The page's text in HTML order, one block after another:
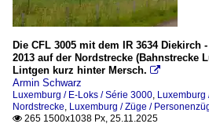
Die CFL 3005 mit dem IR 3634 Diekirch
2013 auf der Nordstrecke (Bahnstrecke
Lintgen kurz hinter Mersch. 
Armin Schwarz
Luxemburg / E-Loks / Série 3000, Luxemburg
Nordstrecke, Luxemburg / Züge /
 265 1500x1038 Px, 25.11.2025